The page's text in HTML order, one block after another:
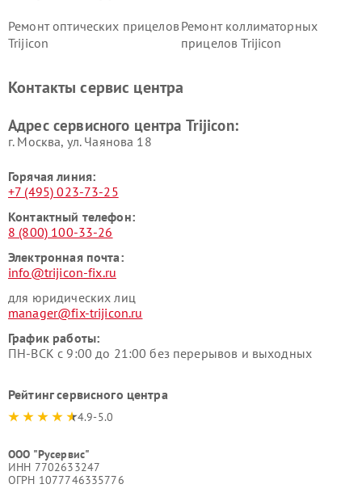
Ремонт оптических прицелов
Trijicon
Ремонт коллиматорных
прицелов Trijicon
Контакты сервис центра
Адрес сервисного центра Trijicon:
г. Москва, ул. Чаянова 18
Горячая линия:
+7 (495) 023-73-25
Контактный телефон:
8 (800) 100-33-26
Электронная почта:
info@trijicon-fix.ru
для юридических лиц
manager@fix-trijicon.ru
График работы:
ПН-ВСК с 9:00 до 21:00 без перерывов и выходных
Рейтинг сервисного центра
4.9-5.0
ООО "Русервис"
ИНН 7702633247
ОГРН 1077746335776